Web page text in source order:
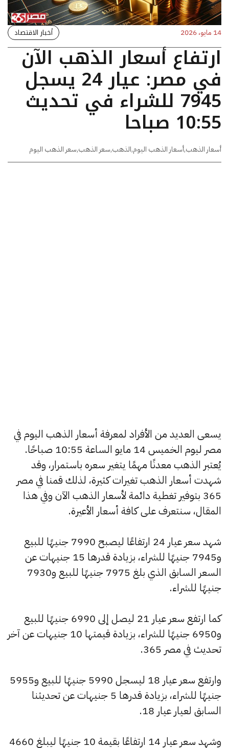
14 مايو، 2026 أخبار الاقتصاد
ارتفاع أسعار الذهب الآن
في مصر: عيار 24 يسجل
7945 للشراء في تحديث
10:55 صباحا
أسعار الذهب,أسعار الذهب اليوم,الذهب,سعر الذهب,سعر الذهب اليوم
يسعى العديد من الأفراد لمعرفة أسعار الذهب اليوم في
مصر ليوم الخميس 14 مايو الساعة 10:55 صباحًا.
يُعتبر الذهب معدنًا مهمًا يتغير سعره باستمرار، وقد
شهدت أسعار الذهب تغيرات كثيرة، لذلك قمنا في مصر
365 بتوفير تغطية دائمة لأسعار الذهب الآن وفي هذا
المقال، سنتعرف على كافة أسعار الأعيرة.
شهد سعر عيار 24 ارتفاعًا ليصبح 7990 جنيهًا للبيع
و7945 جنيهًا للشراء، بزيادة قدرها 15 جنيهات عن
السعر السابق الذي بلغ 7975 جنيهًا للبيع و7930
جنيهًا للشراء.
كما ارتفع سعر عيار 21 ليصل إلى 6990 جنيهًا للبيع
و6950 جنيهًا للشراء، بزيادة قيمتها 10 جنيهات عن آخر
تحديث في مصر 365.
وارتفع سعر عيار 18 ليسجل 5990 جنيهًا للبيع و5955
جنيهًا للشراء، بزيادة قدرها 5 جنيهات عن تحديثنا
السابق لعيار عيار 18.
وشهد سعر عيار 14 ارتفاعًا بقيمة 10 جنيهًا ليبلغ 4660